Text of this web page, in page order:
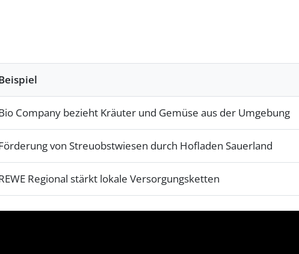
Company bezieht Kräuter und Gemüse aus der Umgebung
von Streuobstwiesen durch Hofladen Sauerland
Regional stärkt lokale Versorgungsketten